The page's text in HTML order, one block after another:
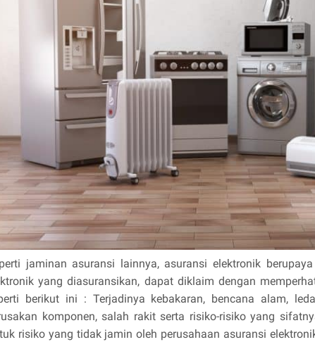
jaminan asuransi lainnya, asuransi elektronik
yang diasuransikan, dapat diklaim dengan
berikut ini : Terjadinya kebakaran, bencana alam,
komponen, salah rakit serta risiko-risiko yang
risiko yang tidak jamin oleh perusahaan asuransi